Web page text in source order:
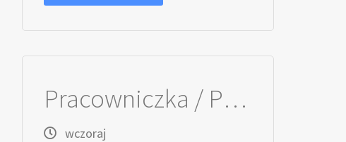
Pracowniczka / Pracownik ds. Utrzymania Terenów Zewnętrznych
wczoraj